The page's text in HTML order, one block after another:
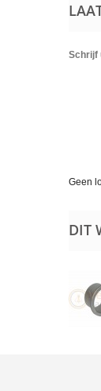
Schrijf
Geen
DIT